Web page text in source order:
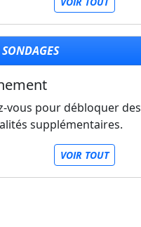
vous pour débloquer des
supplémentaires.
VOIR TOUT